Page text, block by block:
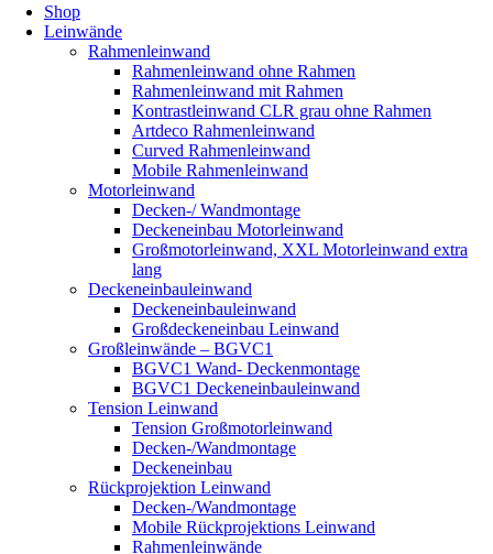
Shop
Leinwände
Rahmenleinwand
Rahmenleinwand ohne Rahmen
Rahmenleinwand mit Rahmen
Kontrastleinwand CLR grau ohne Rahmen
Artdeco Rahmenleinwand
Curved Rahmenleinwand
Mobile Rahmenleinwand
Motorleinwand
Decken-/ Wandmontage
Deckeneinbau Motorleinwand
Großmotorleinwand, XXL Motorleinwand extra
lang
Deckeneinbauleinwand
Deckeneinbauleinwand
Großdeckeneinbau Leinwand
Großleinwände – BGVC1
BGVC1 Wand- Deckenmontage
BGVC1 Deckeneinbauleinwand
Tension Leinwand
Tension Großmotorleinwand
Decken-/Wandmontage
Deckeneinbau
Rückprojektion Leinwand
Decken-/Wandmontage
Mobile Rückprojektions Leinwand
Rahmenleinwände